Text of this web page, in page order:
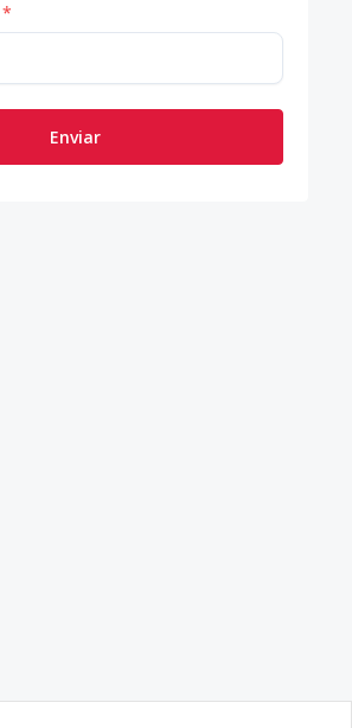
*
Enviar